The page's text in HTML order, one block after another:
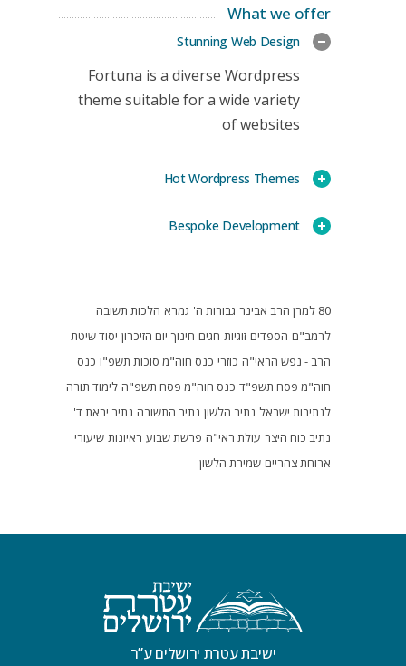
What we offer
Stunning Web Design
Fortuna is a diverse Wordpress
theme suitable for a wide variety
of websites
Hot Wordpress Themes
Bespoke Development
80 למרן הרב אבינר גבורות ה' גמרא הלכות תשובה
לרמב"ם הספדים זוגיות חגים חינוך יום הזיכרון יסוד שיטת
הרב - נפש הראי"ה כוזרי כנס חוה"מ סוכות תשפ"ו כנס
חוה"מ פסח תשפ"ד כנס חוה"מ פסח תשפ"ה לימוד תורה
לנתיבות ישראל נתיב הלשון נתיב התשובה נתיב יראת ד'
נתיב כוח היצר עולת ראי"ה פרשת שבוע ראיונות שיעורי
ארוחת צהריים שמירת הלשון
ישיבת עטרת ירושלים ע”ר